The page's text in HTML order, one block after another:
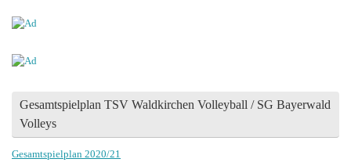
Gesamtspielplan TSV Waldkirchen Volleyball / SG Bayerwald
Volleys
Gesamtspielplan 2020/21